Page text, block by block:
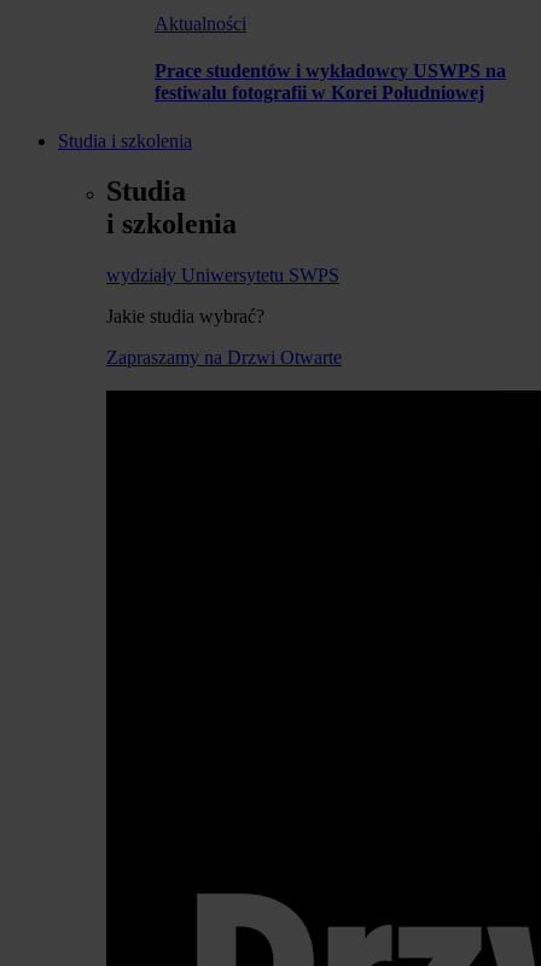
Aktualności
Prace studentów i wykładowcy USWPS na
festiwalu fotografii w Korei Południowej
Studia i szkolenia
Studia
i szkolenia
wydziały Uniwersytetu SWPS
Jakie studia wybrać?
Zapraszamy na Drzwi Otwarte